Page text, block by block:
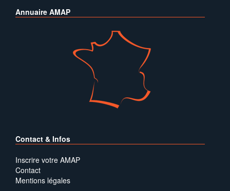
Annuaire AMAP
Contact & Infos
Inscrire votre AMAP
Contact
Mentions légales